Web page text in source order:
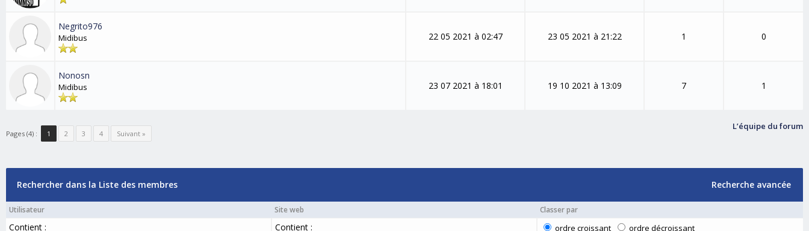
Negrito976
Midibus 22 05 2021 à 02:47 23 05 2021 à 21:22 1 0
Nonosn
Midibus 23 07 2021 à 18:01 19 10 2021 à 13:09 7 1
L’équipe du forum
Pages (4) : 1 2 3 4 Suivant »
Recherche avancée
Rechercher dans la Liste des membres
Utilisateur Site web Classer par
Contient : Contient : ordre croissant ordre décroissant